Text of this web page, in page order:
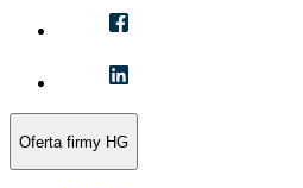
Oferta firmy HG